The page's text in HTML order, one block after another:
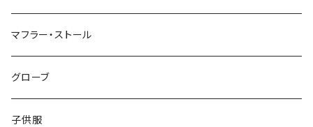
50/XL～
48/L
50/XL～
46/M
48/L
50/XL～
～44/S
46/M
48/L
マフラー・ストール
グローブ
子供服